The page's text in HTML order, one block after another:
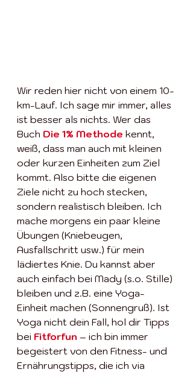
Wir reden hier nicht von einem 10-
km-Lauf. Ich sage mir immer, alles
ist besser als nichts. Wer das
Buch Die 1% Methode kennt,
weiß, dass man auch mit kleinen
oder kurzen Einheiten zum Ziel
kommt. Also bitte die eigenen
Ziele nicht zu hoch stecken,
sondern realistisch bleiben. Ich
mache morgens ein paar kleine
Übungen (Kniebeugen,
Ausfallschritt usw.) für mein
lädiertes Knie. Du kannst aber
auch einfach bei Mady (s.o. Stille)
bleiben und z.B. eine Yoga-
Einheit machen (Sonnengruß). Ist
Yoga nicht dein Fall, hol dir Tipps
bei Fitforfun – ich bin immer
begeistert von den Fitness- und
Ernährungstipps, die ich via